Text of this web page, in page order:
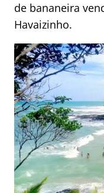
de bananeira
Havaizinho.